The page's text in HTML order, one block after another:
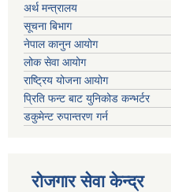
अर्थ मन्त्रालय
सूचना बिभाग
नेपाल कानुन आयोग
लोक सेवा आयोग
राष्ट्रिय योजना आयोग
प्रिति फन्ट बाट युनिकोड कन्भर्टर
डकुमेन्ट रुपान्तरण गर्न
रोजगार सेवा केन्द्र